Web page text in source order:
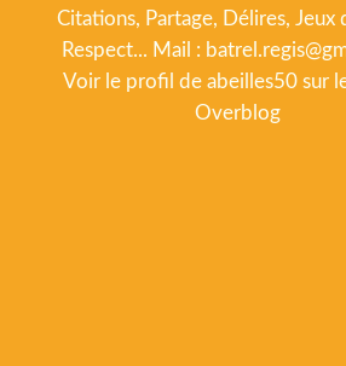
Citations, Partage, Délires, Jeux
Respect... Mail :
Voir le profil de abeilles50sur
Overblog